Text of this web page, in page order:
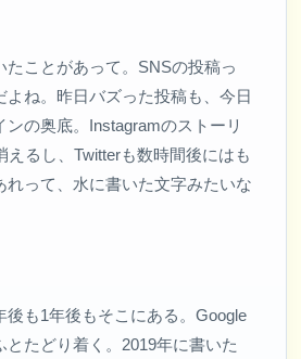
たことがあって。SNSの投稿っ
よね。昨日バズった投稿も、今日
ンの奥底。Instagramのストーリ
えるし、Twitterも数時間後にはも
れって、水に書いた文字みたいな
後も1年後もそこにある。Google
とたどり着く。2019年に書いた